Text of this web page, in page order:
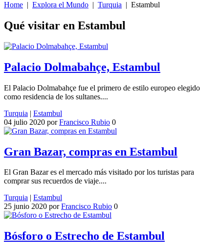
Home | Explora el Mundo | Turquia | Estambul
Qué visitar en Estambul
Palacio Dolmabahçe, Estambul
El Palacio Dolmabahçe fue el primero de estilo europeo elegido
como residencia de los sultanes....
Turquia | Estambul
04 julio 2020 porFrancisco Rubio 0
Gran Bazar, compras en Estambul
El Gran Bazar es el mercado más visitado por los turistas para
comprar sus recuerdos de viaje....
Turquia | Estambul
25 junio 2020 porFrancisco Rubio 0
Bósforo o Estrecho de Estambul